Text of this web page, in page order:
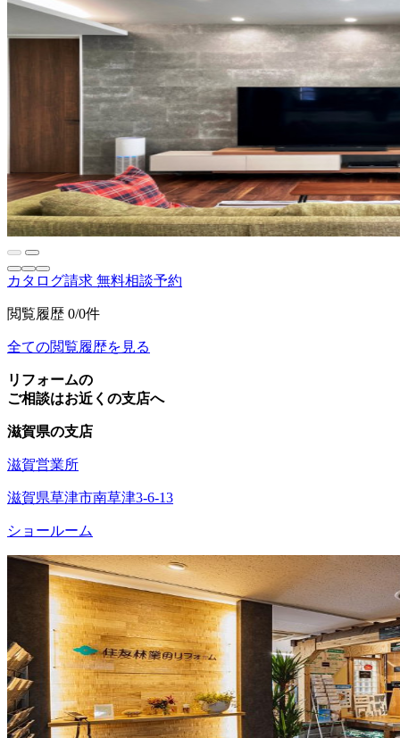
カタログ請求 無料相談予約
閲覧履歴 0/0件
全ての閲覧履歴を見る
リフォームの
ご相談はお近くの支店へ
滋賀県の支店
滋賀営業所
滋賀県草津市南草津3-6-13
ショールーム